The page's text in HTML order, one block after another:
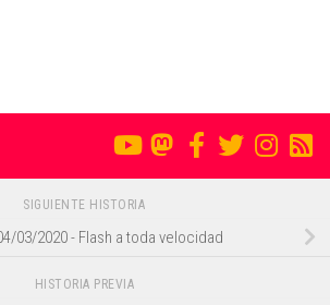
SIGUIENTE HISTORIA
03/2020 - Flash a toda velocidad
HISTORIA PREVIA